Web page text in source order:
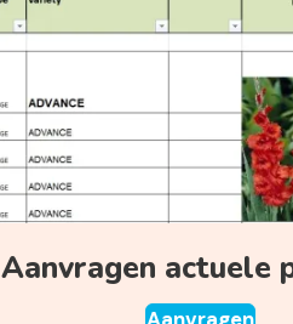
Aanvragen actuele